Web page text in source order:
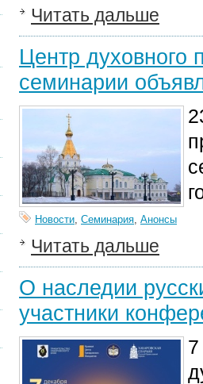
Читать дальше
Центр духовного
семинарии
Новости, Семинария, Анонсы
Читать дальше
О наследии
участники